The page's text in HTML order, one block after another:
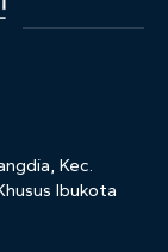
Kec.
Ibukota